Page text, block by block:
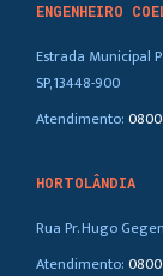
ENGENHEIRO
Estrada Municipal
SP, 13448-900
Atendimento:
HORTOLÂNDIA
Rua Pr. Hugo
Atendimento: